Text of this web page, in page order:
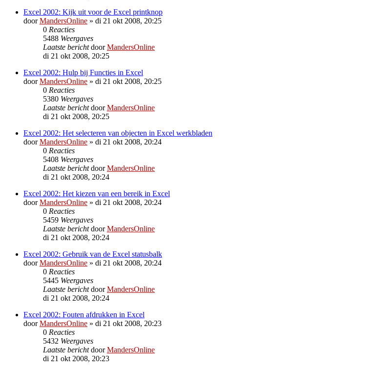
Excel 2002: Kijk uit voor de Excel printknop
doorMandersOnline » di 21 okt 2008, 20:25
0 Reacties
5488 Weergaves
Laatste berichtdoorMandersOnline
di 21 okt 2008, 20:25
Excel 2002: Hulp bij Functies in Excel
doorMandersOnline » di 21 okt 2008, 20:25
0 Reacties
5380 Weergaves
Laatste berichtdoorMandersOnline
di 21 okt 2008, 20:25
Excel 2002: Het selecteren van objecten in Excel werkbladen
doorMandersOnline » di 21 okt 2008, 20:24
0 Reacties
5408 Weergaves
Laatste berichtdoorMandersOnline
di 21 okt 2008, 20:24
Excel 2002: Het kiezen van een bereik in Excel
doorMandersOnline » di 21 okt 2008, 20:24
0 Reacties
5459 Weergaves
Laatste berichtdoorMandersOnline
di 21 okt 2008, 20:24
Excel 2002: Gebruik van de Excel statusbalk
doorMandersOnline » di 21 okt 2008, 20:24
0 Reacties
5445 Weergaves
Laatste berichtdoorMandersOnline
di 21 okt 2008, 20:24
Excel 2002: Fouten afdrukken in Excel
doorMandersOnline » di 21 okt 2008, 20:23
0 Reacties
5432 Weergaves
Laatste berichtdoorMandersOnline
di 21 okt 2008, 20:23